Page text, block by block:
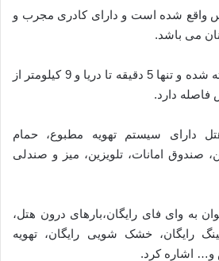
در تفلیس واقع شده است و دارای کادری مجرب و
می باشد.
هتل پولو در 3 طبقه ساخته شده و تنها 5 دقیقه تا دریا و 9 کیلومتر از
فاصله دارد.
دارای سیستم تهویه مطبوع، حمام
صندوق امانات، تلویزین، میز و صندلی
به وای فای رایگان،بارهای درون هتل،
رایگان، خشک ‌شویی رایگان، تهویه
اشاره کرد.